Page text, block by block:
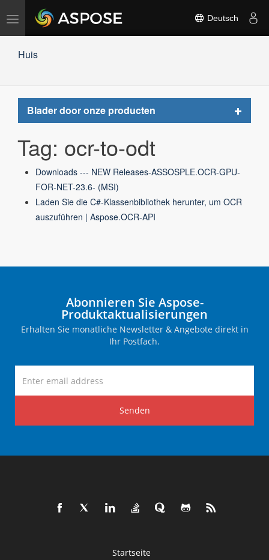
Navigation
umschalten
Deutsch
Huis
Blader door onze producten
Toggle
Tag: ocr-to-odt
Downloads --- NEW Releases-ASSOSPLE.OCR-GPU-
FOR-NET-23.6- (MSI)
Laden Sie die C#-Klassenbibliothek herunter, um OCR
auszuführen | Aspose.OCR-API
Abonnieren Sie Aspose-
Produktaktualisierungen
Erhalten Sie monatliche Newsletter & Angebote direkt in
Ihr Postfach.
Senden
Startseite